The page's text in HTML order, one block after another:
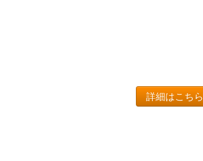
詳細はこちら